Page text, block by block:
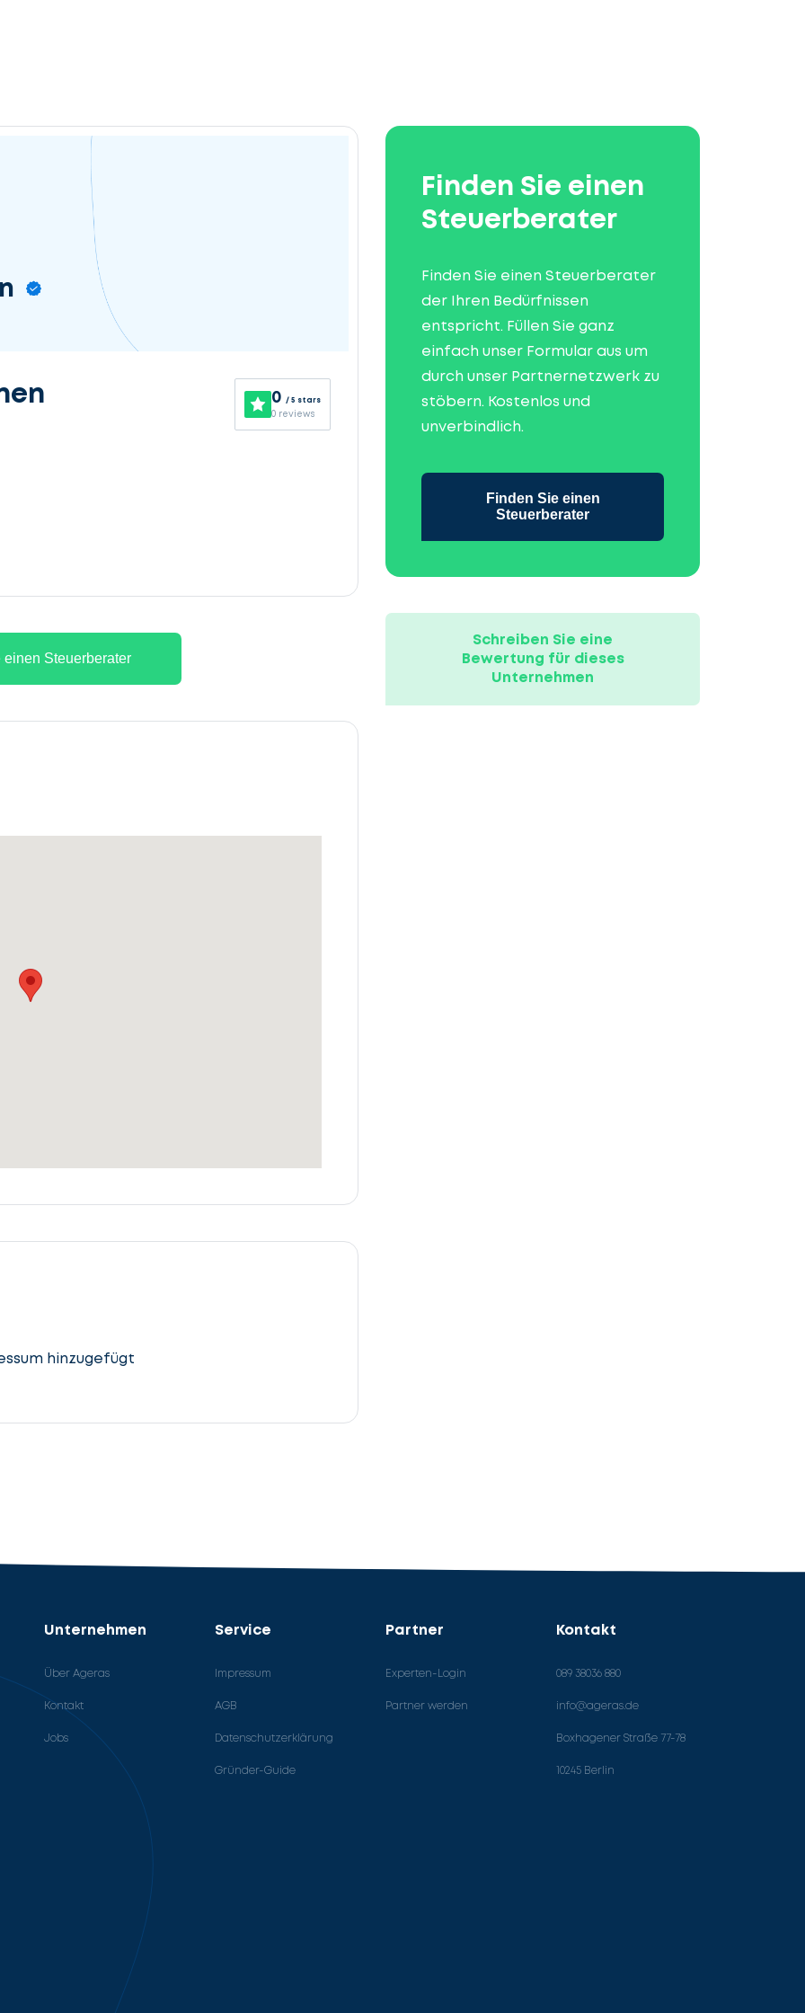
0 / 5 stars
0 reviews
einen Steuerberater
hinzugefügt
Finden Sie einen
Steuerberater
Finden Sie einen Steuerberater
der Ihren Bedürfnissen
entspricht. Füllen Sie ganz
einfach unser Formular aus um
durch unser Partnernetzwerk zu
stöbern. Kostenlos und
unverbindlich.
Finden Sie einen
Steuerberater
Schreiben Sie eine
Bewertung für dieses
Unternehmen
Unternehmen
Über Ageras
Kontakt
Jobs
Service
Impressum
AGB
Datenschutzerklärung
Gründer-Guide
Partner
Experten-Login
Partner werden
Kontakt
089 38036 880
info@ageras.de
Boxhagener Straße 77-78
10245 Berlin